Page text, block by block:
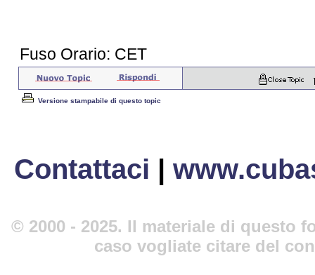
Fuso Orario: CET
Versione stampabile di questo topic
Contattaci |
© 2000 - 2025. Il materiale di questo
caso vogliate citare del